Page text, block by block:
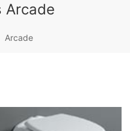
Arcade
Arcade